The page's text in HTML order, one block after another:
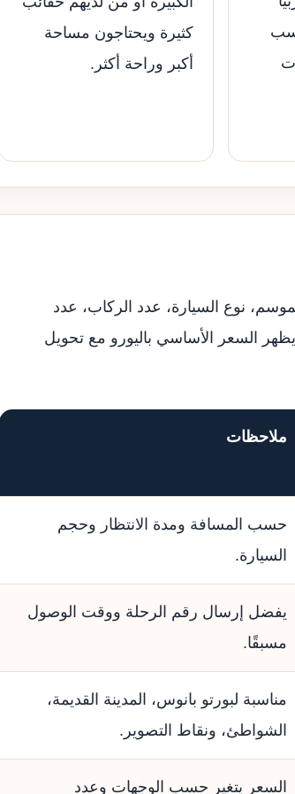
كثيرة ويحتاجون مساحة
أكبر وراحة أكثر.
نوع السيارة، عدد الركاب، عدد
يظهر السعر الأساسي باليورو مع تحويل
ملاحظات
حسب المسافة ومدة الانتظار وحجم
السيارة.
يفضل إرسال رقم الرحلة ووقت الوصول
مسبقًا.
مناسبة لبورتو بانوس، المدينة القديمة،
الشواطئ، ونقاط التصوير.
السعر يتغير حسب الوجهات وعدد